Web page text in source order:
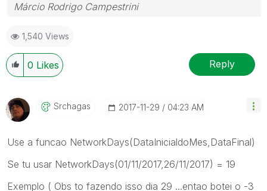
Márcio Rodrigo Campestrini
1,540 Views
0 Likes Reply
Srchagas ‎2017-11-29 04:23 AM
Use a funcao NetworkDays(DataInicialdoMes,DataFinal)
Se tu usar NetworkDays(01/11/2017,26/11/2017) = 19
Exemplo ( Obs to fazendo isso dia 29 ...entao botei o -3